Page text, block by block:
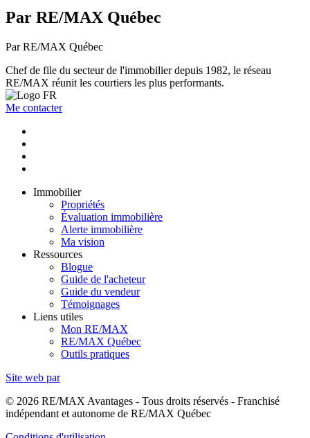
Par RE/MAX Québec
Par RE/MAX Québec
Chef de file du secteur de l'immobilier depuis 1982, le réseau
RE/MAX réunit les courtiers les plus performants.
Me contacter
Immobilier
Propriétés
Évaluation immobilière
Alerte immobilière
Ma vision
Ressources
Blogue
Guide de l'acheteur
Guide du vendeur
Témoignages
Liens utiles
Mon RE/MAX
RE/MAX Québec
Outils pratiques
Site web par
© 2026 RE/MAX Avantages - Tous droits réservés - Franchisé
indépendant et autonome de RE/MAX Québec